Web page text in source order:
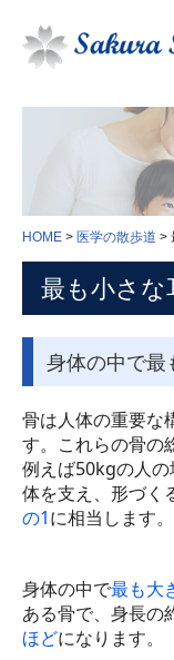
臓器のは
医学の散
人間ドッ
身体検査
血液学検査
免疫血清
感染症検
血液型検
一般検査
HOME 医学の散歩道
最も小さな
⾝体の中で最
骨は人体の重要な
す。これらの骨の
例えば50kgの人の
体を支え、形づく
の1に相当します。
身体の中で最も大
ある骨で、身長の
ほどになります。